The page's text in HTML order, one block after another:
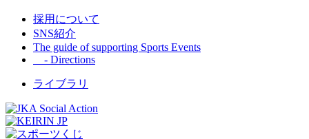
採用について
SNS紹介
The guide of supporting Sports Events
- Directions
ライブラリ